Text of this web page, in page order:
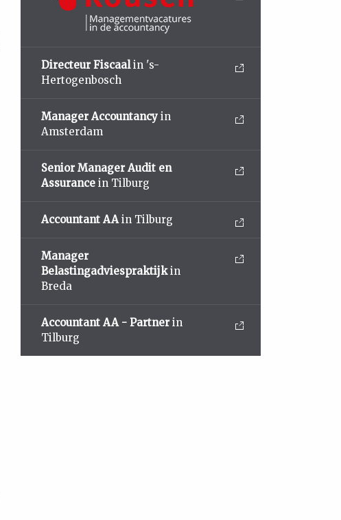
Directeur Fiscaalin 's-
Hertogenbosch
Manager Accountancy in
Amsterdam
Senior Manager Audit en
Assurance in Tilburg
Accountant AAin Tilburg
Manager
Belastingadviespraktijkin
Breda
Accountant AA - Partner in
Tilburg